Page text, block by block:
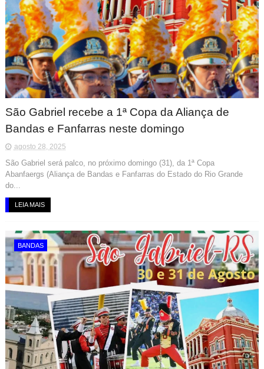
São Gabriel recebe a 1ª Copa da Aliança de
Bandas e Fanfarras neste domingo
agosto 28, 2025
São Gabriel será palco, no próximo domingo (31), da 1ª Copa
Abanfaergs (Aliança de Bandas e Fanfarras do Estado do Rio Grande
do...
LEIA MAIS
BANDAS